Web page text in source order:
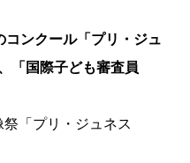
コンクール「プリ・ジュ
「国際子ども審査員
「プリ・ジュネス